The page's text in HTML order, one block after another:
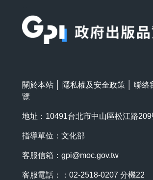
關於本站 隱私權及安全政策 聯絡
覽
地址：10491台北市中山區松江路209
指導單位：文化部
客服信箱： gpi@moc.gov.tw
客服電話：：02-2518-0207 分機22